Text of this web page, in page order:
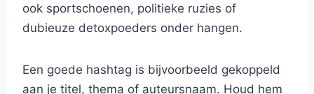
ook sportschoenen, politieke ruzies of
dubieuze detoxpoeders onder hangen.
Een goede hashtag is bijvoorbeeld gekoppeld
aan je titel, thema of auteursnaam. Houd hem